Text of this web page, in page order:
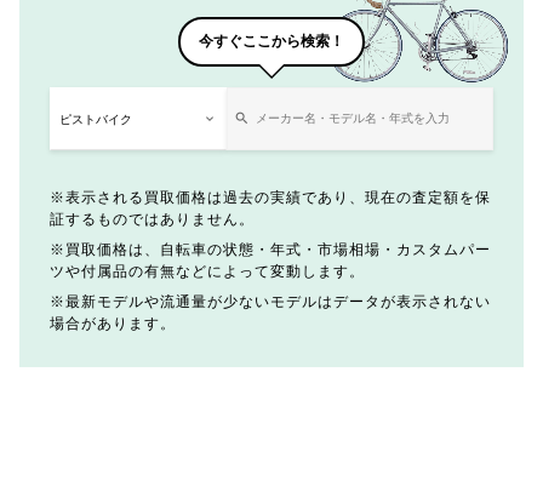
今すぐここから検索！
表示される買取価格は過去の実績であり、現在の査定額を保
証するものではありません。
買取価格は、自転車の状態・年式・市場相場・カスタムパー
ツや付属品の有無などによって変動します。
最新モデルや流通量が少ないモデルはデータが表示されない
場合があります。